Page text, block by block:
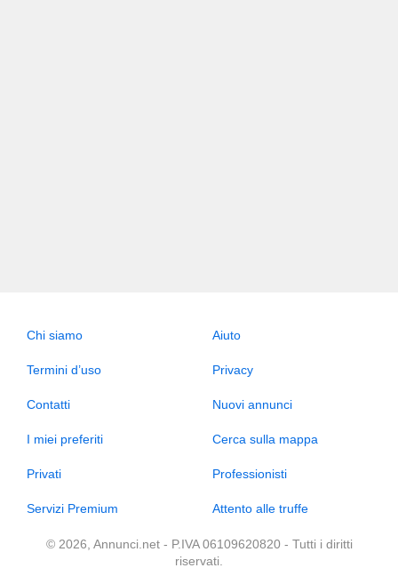
Chi siamo Aiuto
Termini d’uso Privacy
Contatti Nuovi annunci
I miei preferiti Cerca sulla mappa
Privati Professionisti
Servizi Premium Attento alle truffe
© 2026, Annunci.net - P.IVA 06109620820 - Tutti i diritti
riservati.